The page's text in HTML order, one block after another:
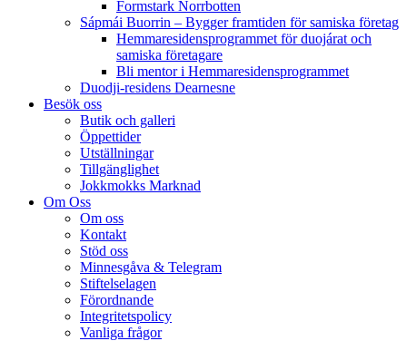
Formstark Norrbotten
Sápmái Buorrin – Bygger framtiden för samiska företag
Hemmaresidensprogrammet för duojárat och
samiska företagare​
Bli mentor i Hemmaresidensprogrammet
Duodji-residens Dearnesne
Besök oss
Butik och galleri
Öppettider
Utställningar
Tillgänglighet
Jokkmokks Marknad
Om Oss
Om oss
Kontakt
Stöd oss
Minnesgåva & Telegram
Stiftelselagen
Förordnande
Integritetspolicy
Vanliga frågor